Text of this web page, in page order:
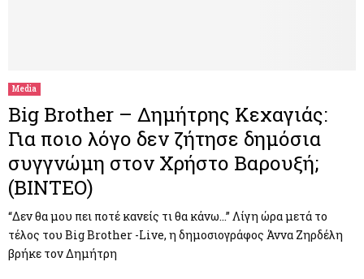
Media
Big Brother – Δημήτρης Κεχαγιάς:
Για ποιο λόγο δεν ζήτησε δημόσια
συγγνώμη στον Χρήστο Βαρουξή;
(ΒΙΝΤΕΟ)
“Δεν θα μου πει ποτέ κανείς τι θα κάνω…” Λίγη ώρα μετά το
τέλος του Big Brother -Live, η δημοσιογράφος Άννα Ζηρδέλη
βρήκε τον Δημήτρη